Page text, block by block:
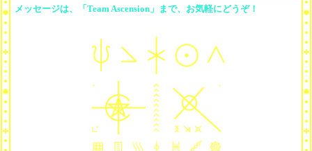
メッセージは、「Team Ascension」まで、お気軽にどうぞ！